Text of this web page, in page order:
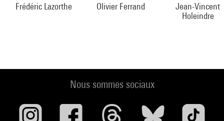
Frédéric Lazorthe Olivier Ferrand
Jean-Vincent
Holeindre
Nous sommes sociaux